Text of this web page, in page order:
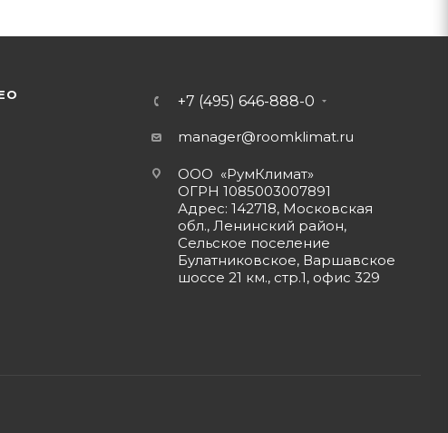
+7 (495) 646-888-0
manager@roomklimat.ru
ООО «РумКлимат»
ОГРН 1085003007891
Адрес: 142718, Московская
обл., Ленинский район,
Сельское поселение
Булатниковское, Варшавское
шоссе 21 км., стр.1, офис 329